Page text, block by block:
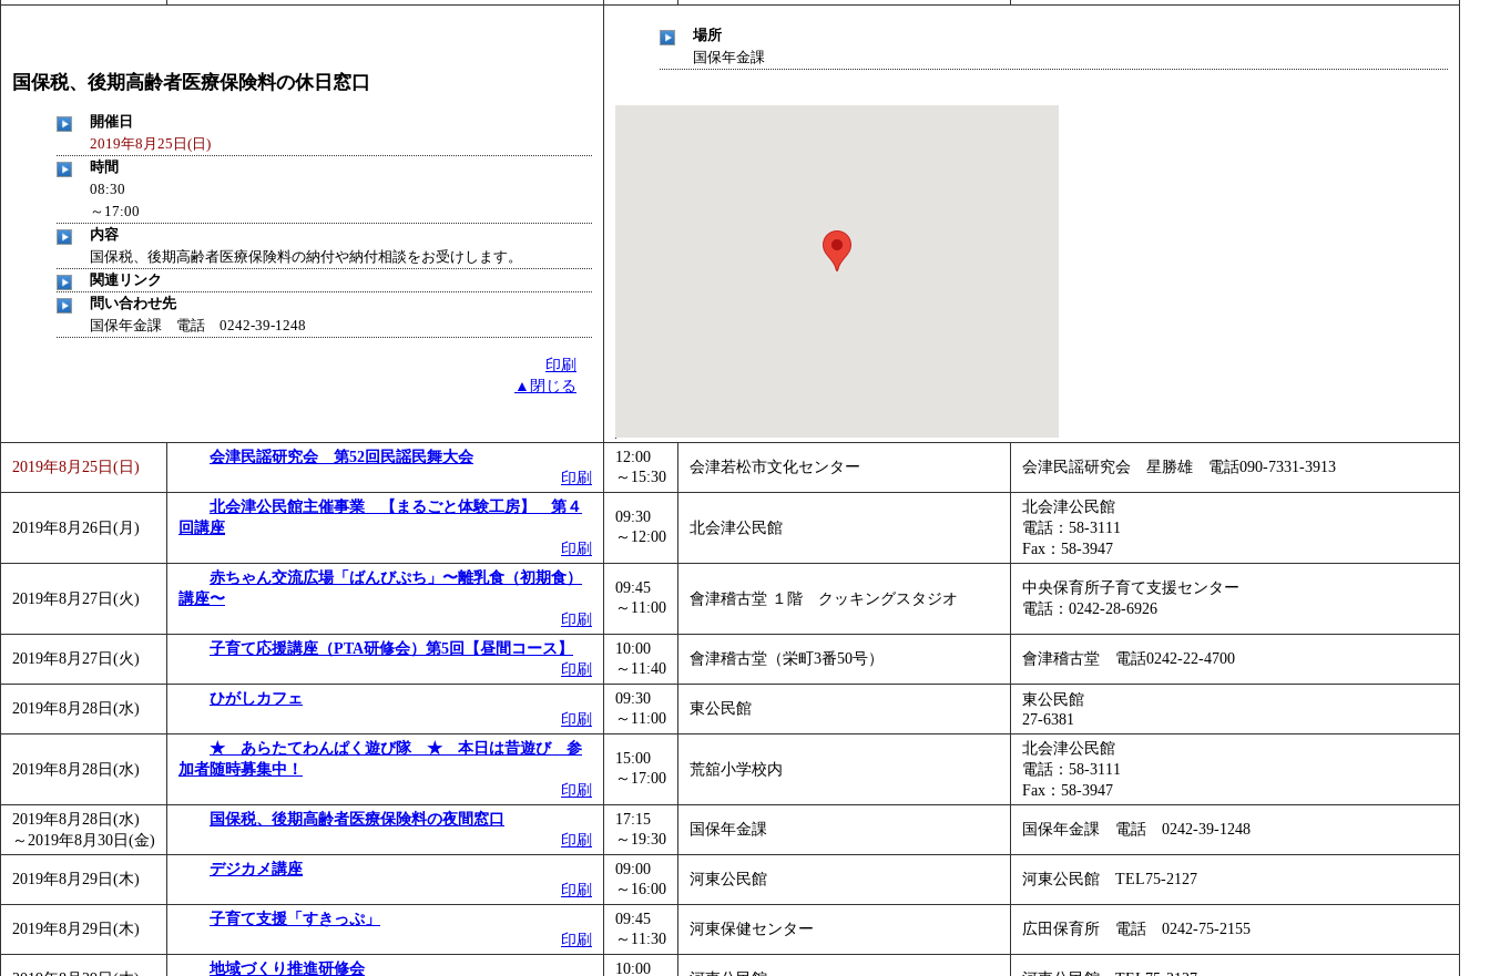
国保税、後期高齢者医療保険料の休日窓口
開催日
2019年8月25日(日)
時間
08:30
～17:00
内容
国保税、後期高齢者医療保険料の納付や納付相談をお受けします。
関連リンク
問い合わせ先
国保年金課 電話 0242-39-1248
印刷
▲閉じる
場所
国保年金課
2019年8月25日(日)
会津民謡研究会 第52回民謡民舞大会
印刷
12:00
～15:30
会津若松市文化センター 会津民謡研究会 星勝雄 電話090-7331-3913
2019年8月26日(月)
北会津公民館主催事業 【まるごと体験工房】 第４
回講座
印刷
09:30
～12:00
北会津公民館
北会津公民館
電話：58-3111
Fax：58-3947
2019年8月27日(火)
赤ちゃん交流広場「ばんびぷち」〜離乳食（初期食）
講座〜
印刷
09:45
～11:00
會津稽古堂 １階 クッキングスタジオ
中央保育所子育て支援センター
電話：0242-28-6926
2019年8月27日(火)
子育て応援講座（PTA研修会）第5回【昼間コース】
印刷
10:00
～11:40
會津稽古堂（栄町3番50号） 會津稽古堂 電話0242-22-4700
2019年8月28日(水)
ひがしカフェ
印刷
09:30
～11:00
東公民館
東公民館
27-6381
2019年8月28日(水)
★ あらたてわんぱく遊び隊 ★ 本日は昔遊び 参
加者随時募集中！
印刷
15:00
～17:00
荒舘小学校内
北会津公民館
電話：58-3111
Fax：58-3947
2019年8月28日(水)
～ 2019年8月30日(金)
国保税、後期高齢者医療保険料の夜間窓口
印刷
17:15
～19:30
国保年金課 国保年金課 電話 0242-39-1248
2019年8月29日(木)
デジカメ講座
印刷
09:00
～16:00
河東公民館 河東公民館 TEL75-2127
2019年8月29日(木)
子育て支援「すきっぷ」
印刷
09:45
～11:30
河東保健センター 広田保育所 電話 0242-75-2155
地域づくり推進研修会 10:00